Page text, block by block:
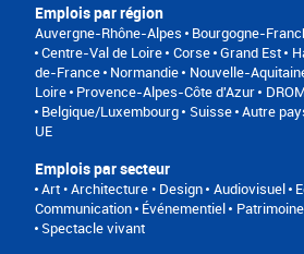
Emplois par région
Auvergne-Rhône-Alpes Bourgogne-
Centre-Val de Loire Corse Grand Est
de-France Normandie Nouvelle-
Loire Provence-Alpes-Côte d'Azur
Belgique/Luxembourg
Suisse Autre
UE
Emplois par secteur
Art • Architecture • Design Audiovisuel
Communication Événementiel
Spectacle vivant